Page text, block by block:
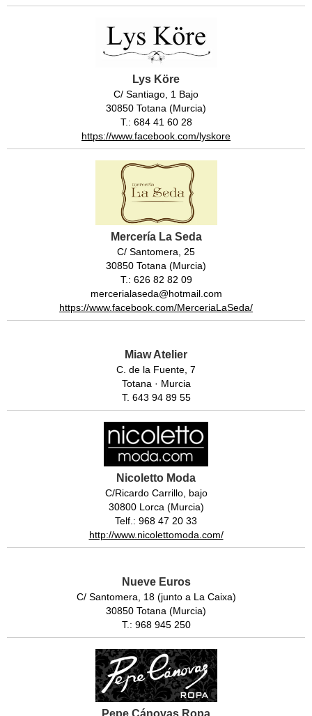
Lys Köre
C/ Santiago, 1 Bajo
30850 Totana (Murcia)
T.: 684 41 60 28
https://www.facebook.com/lyskore
Mercería La Seda
C/ Santomera, 25
30850 Totana (Murcia)
T.: 626 82 82 09
mercerialaseda@hotmail.com
https://www.facebook.com/MerceriaLaSeda/
Miaw Atelier
C. de la Fuente, 7
Totana · Murcia
T. 643 94 89 55
Nicoletto Moda
C/Ricardo Carrillo, bajo
30800 Lorca (Murcia)
Telf.: 968 47 20 33
http://www.nicolettomoda.com/
Nueve Euros
C/ Santomera, 18 (junto a La Caixa)
30850 Totana (Murcia)
T.: 968 945 250
Pepe Cánovas Ropa